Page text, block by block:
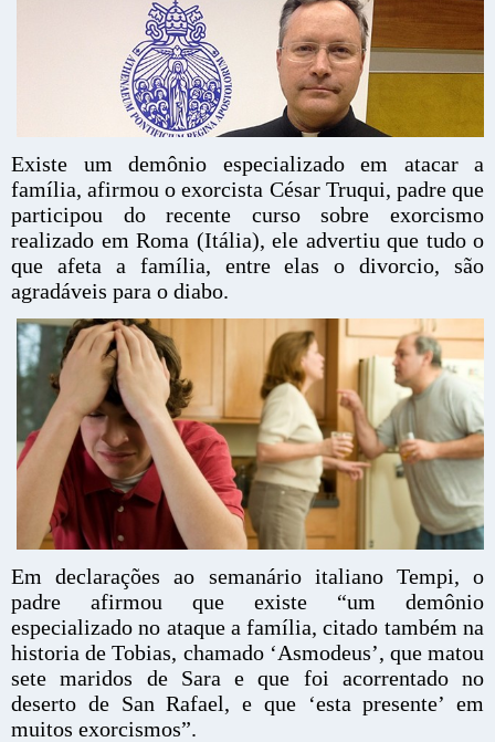
Existe um demônio especializado em atacar a
família, afirmou o exorcista César Truqui, padre que
participou do recente curso sobre exorcismo
realizado em Roma (Itália), ele advertiu que tudo o
que afeta a família, entre elas o divorcio, são
agradáveis para o diabo.
Em declarações ao semanário italiano Tempi, o
padre afirmou que existe “um demônio
especializado no ataque a família, citado também na
historia de Tobias, chamado ‘Asmodeus’, que matou
sete maridos de Sara e que foi acorrentado no
deserto de San Rafael, e que ‘esta presente’ em
muitos exorcismos”.